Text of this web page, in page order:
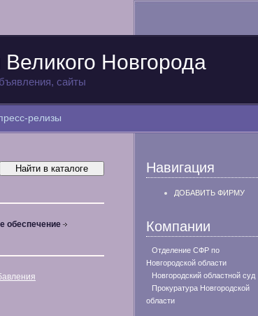
Новгорода
сайты
релизы
обеспечение
Навигация
ДОБАВИТЬ ФИРМУ
Компании
Отделение СФР по
Новгородской области
Новгородский областной суд
Прокуратура Новгородской
области